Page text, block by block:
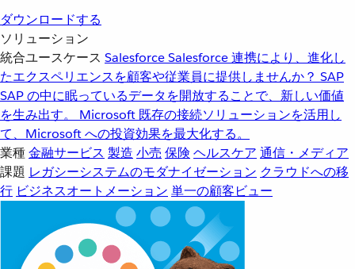
ダウンロードする
ソリューション
統合ユースケース SalesforceSalesforce 連携により、進化し
たエクスペリエンスを顧客や従業員に提供しませんか？ SAP
SAP の中に眠っているデータを開放することで、新しい価値
を生み出す。
Microsoft 既存の接続ソリューションを活用し
て、Microsoft への投資効果を最大化する。
業種金融サービス 製造 小売 保険 ヘルスケア 通信・メディア
課題 レガシーシステムのモダナイゼーション クラウドへの移
行 ビジネスオートメーション 単一の顧客ビュー